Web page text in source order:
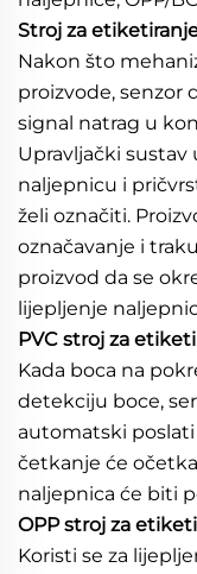
Stroj za
Nakon što
proizvode, senzor
signal natrag u
Upravljački
naljepnicu i
želi označiti.
označavanje i
proizvod da se
lijepljenje
PVC stroj za
Kada boca na
detekciju boce,
automatski
četkanje će
naljepnica će biti
OPP stroj za
Koristi se za